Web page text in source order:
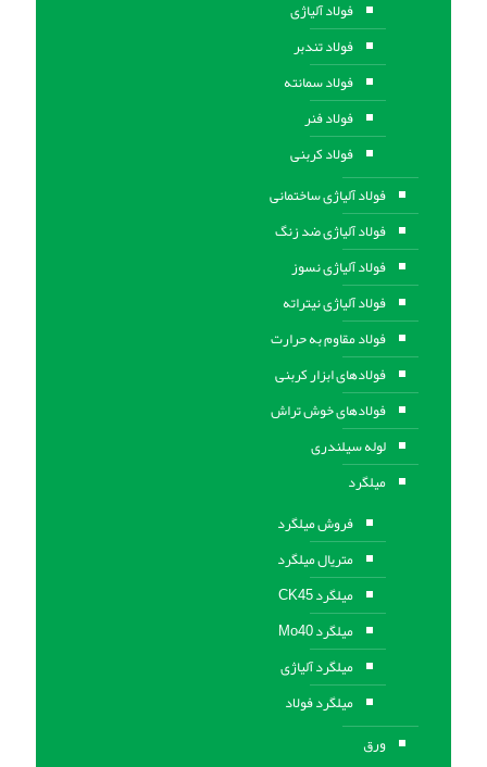
فولاد آلیاژی
فولاد تندبر
فولاد سمانته
فولاد فنر
فولاد کربنی
فولاد آلیاژی ساختمانی
فولاد آلیاژی ضد زنگ
فولاد آلیاژی نسوز
فولاد آلیاژی نیتراته
فولاد مقاوم به حرارت
فولادهای ابزار کربنی
فولادهای خوش تراش
لوله سیلندری
میلگرد
فروش میلگرد
متریال میلگرد
میلگرد CK45
میلگرد Mo40
میلگرد آلیاژی
میلگرد فولاد
ورق